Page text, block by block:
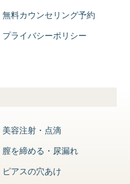
無料カウンセリング予約
プライバシーポリシー
美容注射・点滴
膣を締める・尿漏れ
ピアスの穴あけ